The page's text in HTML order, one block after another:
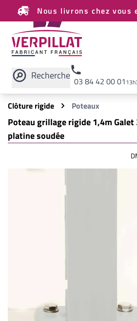
Nous livrons chez vous
Recherche 03 84 42 00 01
Rechercher sur le site
Clôture rigide
Poteaux
Poteau grillage rigide 1,4m Galet
platine soudée